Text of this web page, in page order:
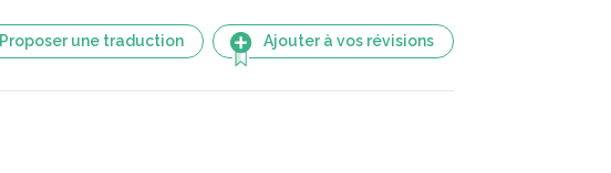
Proposer une traduction Ajouter à vos révisions